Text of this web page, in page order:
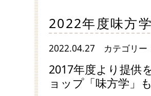
2022年度味方
2022.04.27 カテゴリー
2017年度より提供
ョップ「味方学」